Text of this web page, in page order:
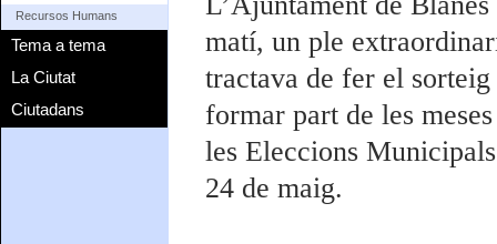
Recursos Humans
Tema a tema
La Ciutat
Ciutadans
matí, un ple
tractava de fer el
formar part de les
les Eleccions
24 de maig.